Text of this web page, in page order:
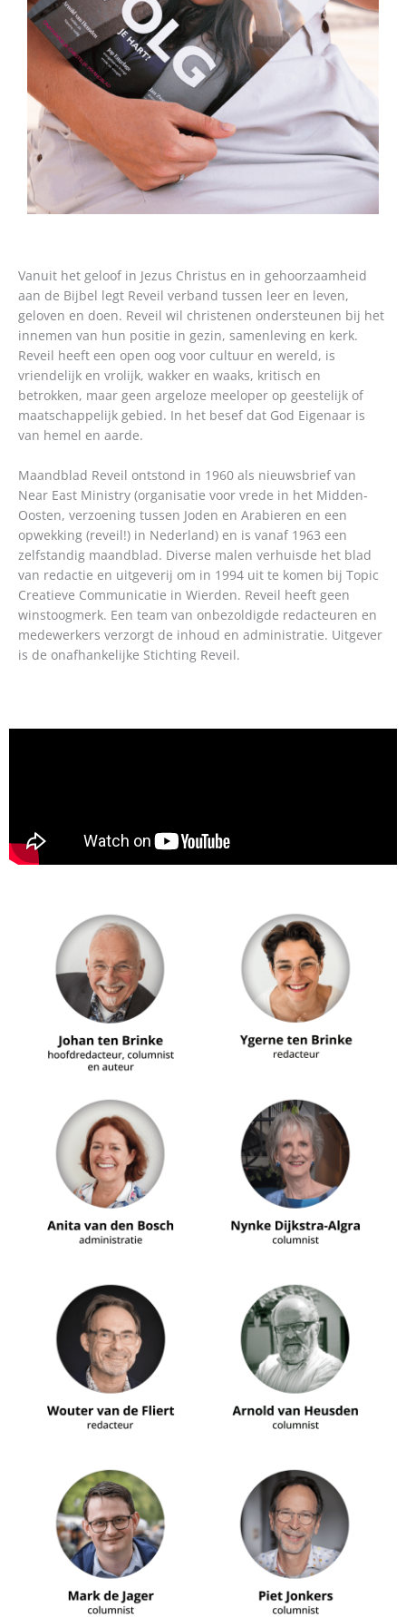
Vanuit het geloof in Jezus Christus en in gehoorzaamheid
aan de Bijbel legt Reveil verband tussen leer en leven,
geloven en doen. Reveil wil christenen ondersteunen bij het
innemen van hun positie in gezin, samenleving en kerk.
Reveil heeft een open oog voor cultuur en wereld, is
vriendelijk en vrolijk, wakker en waaks, kritisch en
betrokken, maar geen argeloze meeloper op geestelijk of
maatschappelijk gebied. In het besef dat God Eigenaar is
van hemel en aarde.
Maandblad Reveil ontstond in 1960 als nieuwsbrief van
Near East Ministry (organisatie voor vrede in het Midden-
Oosten, verzoening tussen Joden en Arabieren en een
opwekking (reveil!) in Nederland) en is vanaf 1963 een
zelfstandig maandblad. Diverse malen verhuisde het blad
van redactie en uitgeverij om in 1994 uit te komen bij Topic
Creatieve Communicatie in Wierden. Reveil heeft geen
winstoogmerk. Een team van onbezoldigde redacteuren en
medewerkers verzorgt de inhoud en administratie. Uitgever
is de onafhankelijke Stichting Reveil.